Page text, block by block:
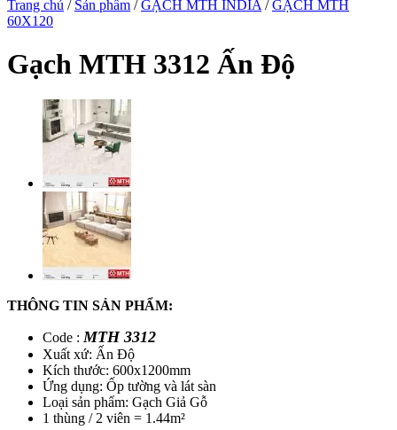
Trang chủ / Sản phẩm / GẠCH MTH INDIA / GẠCH MTH
60X120
Gạch MTH 3312 Ấn Độ
THÔNG TIN SẢN PHẨM:
Code :MTH 3312
Xuất xứ: Ấn Độ
Kích thước: 600x1200mm
Ứng dụng: Ốp tường và lát sàn
Loại sản phẩm: Gạch Giả Gỗ
1 thùng / 2 viên = 1.44m²